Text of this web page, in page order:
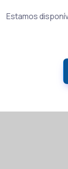
Estamos